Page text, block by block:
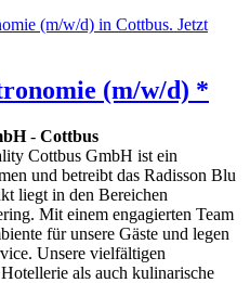
(m/w/d) *
- Cottbus
Cottbus GmbH ist ein
und betreibt das Radisson Blu
liegt in den Bereichen
Mit einem engagierten Team
für unsere Gäste und legen
Unsere vielfältigen
als auch kulinarische